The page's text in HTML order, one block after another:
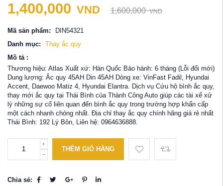
1,400,000 VND 1,600,000VND
Mã sản phẩm:
DIN54321
Danh mục:
Thay ắc quy
Mô tả :
Thương hiệu: Atlas Xuất xứ: Hàn Quốc Bảo hành: 6 tháng (Lỗi đổi mới)
Dung lượng: Ắc quy 45AH Din 45AH Dòng xe: VinFast Fadil, Hyundai
Accent, Daewoo Matiz 4, Hyundai Elantra. Dịch vụ Cứu hộ bình ắc quy,
thay mới ắc quy tại Thái Bình của Thành Công Auto giúp các tài xế xử
lý những sự cố liên quan đến bình ắc quy trong trường hợp khẩn cấp
một cách nhanh chóng nhất. Địa chỉ thay ắc quy chính hãng giá rẻ nhất
Thái Bình: 192 Lý Bôn, Liên hệ: 0964636888.
THÊM GIỎ HÀNG
Chia sẻ: